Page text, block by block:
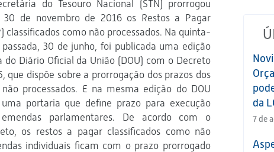
do Tesouro Nacional (STN) prorrogou
30 de novembro de 2016 os Restos a Pagar
classificados como não processados. Na quinta-
30 de junho, foi publicada uma edição
do Diário Oficial da União (DOU) com o Decreto
que dispõe sobre a prorrogação dos prazos dos
não processados. E na mesma edição do DOU
portaria que define prazo para execução
parlamentares. De acordo com o
os restos a pagar classificados como não
individuais ficam com o prazo prorrogado
da
7 de